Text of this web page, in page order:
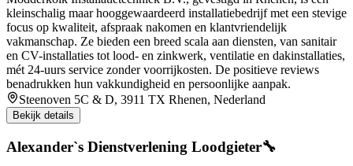
kleinschalig maar hooggewaardeerd installatiebedrijf met een stevige
focus op kwaliteit, afspraak nakomen en klantvriendelijk
vakmanschap. Ze bieden een breed scala aan diensten, van sanitair
en CV-installaties tot lood- en zinkwerk, ventilatie en dakinstallaties,
mét 24-uurs service zonder voorrijkosten. De positieve reviews
benadrukken hun vakkundigheid en persoonlijke aanpak.
Steenoven 5C & D, 3911 TX Rhenen, Nederland
Bekijk details
Alexander`s Dienstverlening Loodgieter🔧